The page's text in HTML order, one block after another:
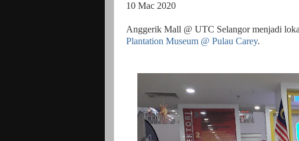
10 Mac 2020
Anggerik Mall @ UTC Selangor menjadi
Plantation Museum @ Pulau Carey.